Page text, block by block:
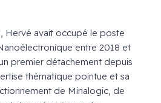
Hervé avait occupé le poste
entre 2018 et
premier détachement depuis
thématique pointue et sa
de Minalogic, de